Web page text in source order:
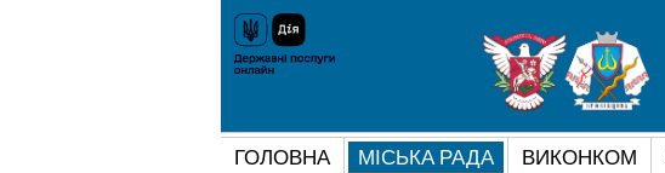
ГОЛОВНА МІСЬКА РАДА ВИКОНКОМ